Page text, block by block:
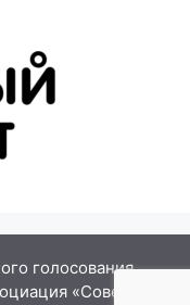
голосования
«Совет